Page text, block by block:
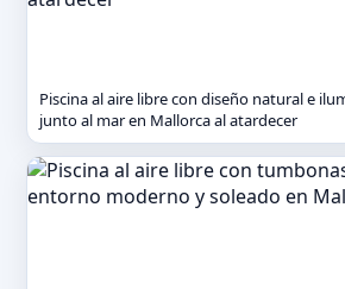
Piscina al aire libre con diseño natural e
junto al mar en Mallorca al atardecer